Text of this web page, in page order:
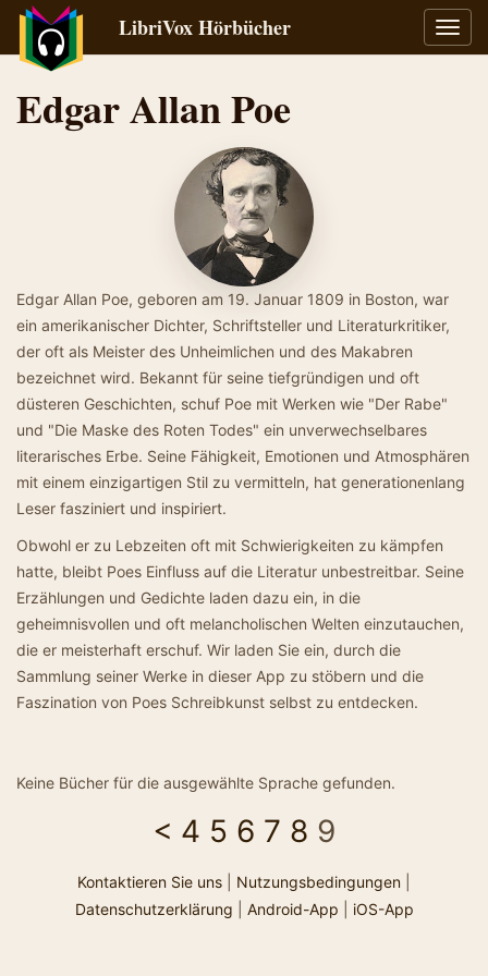
LibriVox Hörbücher
Edgar Allan Poe
Edgar Allan Poe, geboren am 19. Januar 1809 in Boston, war
ein amerikanischer Dichter, Schriftsteller und Literaturkritiker,
der oft als Meister des Unheimlichen und des Makabren
bezeichnet wird. Bekannt für seine tiefgründigen und oft
düsteren Geschichten, schuf Poe mit Werken wie "Der Rabe"
und "Die Maske des Roten Todes" ein unverwechselbares
literarisches Erbe. Seine Fähigkeit, Emotionen und Atmosphären
mit einem einzigartigen Stil zu vermitteln, hat generationenlang
Leser fasziniert und inspiriert.
Obwohl er zu Lebzeiten oft mit Schwierigkeiten zu kämpfen
hatte, bleibt Poes Einfluss auf die Literatur unbestreitbar. Seine
Erzählungen und Gedichte laden dazu ein, in die
geheimnisvollen und oft melancholischen Welten einzutauchen,
die er meisterhaft erschuf. Wir laden Sie ein, durch die
Sammlung seiner Werke in dieser App zu stöbern und die
Faszination von Poes Schreibkunst selbst zu entdecken.
Keine Bücher für die ausgewählte Sprache gefunden.
< 4 5 6 7 8 9
Kontaktieren Sie uns Nutzungsbedingungen
Datenschutzerklärung
Android-App iOS-App